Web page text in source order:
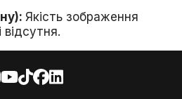
Якість зображення
відсутня.